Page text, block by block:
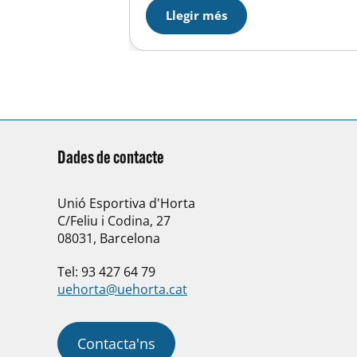
un campionat open), el…
Llegir més
Dades de contacte
Unió Esportiva d'Horta
C/Feliu i Codina, 27
08031, Barcelona
Tel: 93 427 64 79
uehorta@uehorta.cat
Contacta'ns